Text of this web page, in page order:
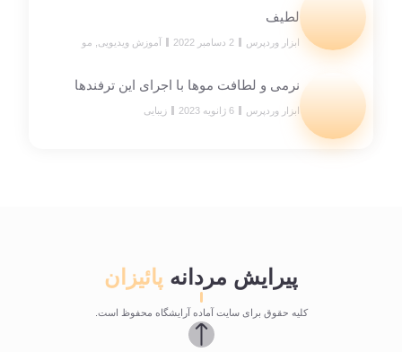
لطیف
ابزار وردپرس 2 دسامبر 2022 آموزش ویدیویی مو
نرمی و لطافت موها با اجرای این ترفندها
ابزار وردپرس 6 ژانویه 2023 زیبایی
پیرایش مردانه پائیزان
کلیه حقوق برای سایت آماده آرایشگاه محفوظ است.